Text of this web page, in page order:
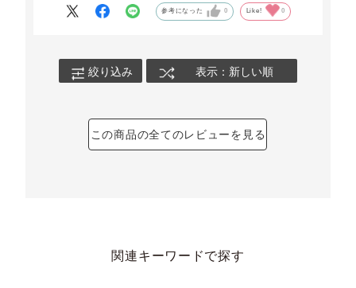
参考になった 0 Like! 0
絞り込み 表示：新しい順
この商品の全てのレビューを見る
関連キーワードで探す